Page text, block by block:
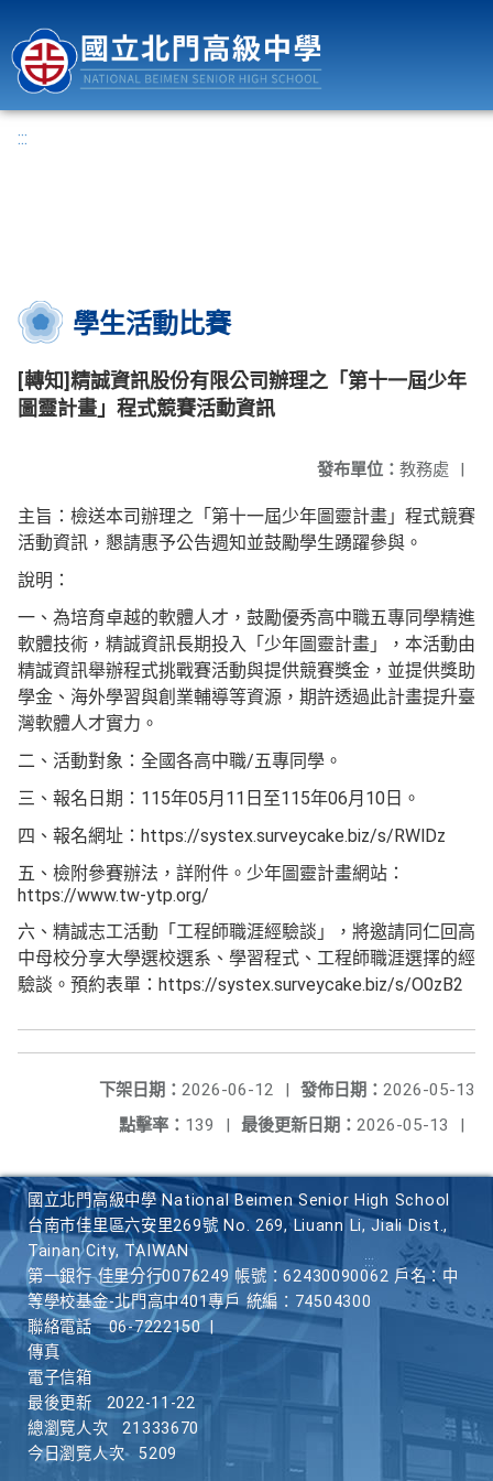
:::
學生活動比賽
[轉知]精誠資訊股份有限公司辦理之「第十一屆少年
圖靈計畫」程式競賽活動資訊
發布單位： 教務處 |
主旨：檢送本司辦理之「第十一屆少年圖靈計畫」程式競賽
活動資訊，懇請惠予公告週知並鼓勵學生踴躍參與。
說明：
一、為培育卓越的軟體人才，鼓勵優秀高中職五專同學精進
軟體技術，精誠資訊長期投入「少年圖靈計畫」，本活動由
精誠資訊舉辦程式挑戰賽活動與提供競賽獎金，並提供獎助
學金、海外學習與創業輔導等資源，期許透過此計畫提升臺
灣軟體人才實力。
二、活動對象：全國各高中職/五專同學。
三、報名日期：115年05月11日至115年06月10日。
四、報名網址：https://systex.surveycake.biz/s/RWlDz
五、檢附參賽辦法，詳附件。少年圖靈計畫網站：
https://www.tw-ytp.org/
六、精誠志工活動「工程師職涯經驗談」，將邀請同仁回高
中母校分享大學選校選系、學習程式、工程師職涯選擇的經
驗談。預約表單：https://systex.surveycake.biz/s/O0zB2
發佈日期： 2026-05-13
下架日期： 2026-06-12
|
最後更新日期： 2026-05-13 |
點擊率： 139 |
國立北門高級中學 National Beimen Senior High School
台南市佳里區六安里269號 No. 269, Liuann Li, Jiali Dist.,
Tainan City, TAIWAN
第一銀行 佳里分行0076249 帳號：62430090062 戶名：中
等學校基金-北門高中401專戶 統編：74504300
聯絡電話
06-7222150
傳真
電子信箱
最後更新
2022-11-22
總瀏覽人次
21333670
今日瀏覽人次
5209